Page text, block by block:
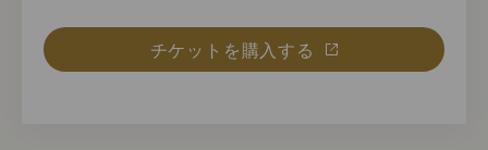
チケットを購入する